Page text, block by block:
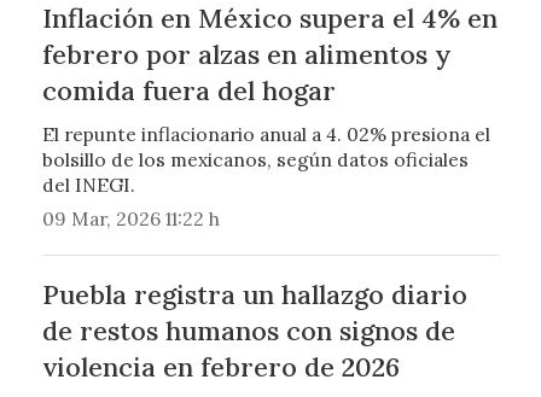
Inflación en México supera el 4% en
febrero por alzas en alimentos y
comida fuera del hogar
El repunte inflacionario anual a 4. 02% presiona el
bolsillo de los mexicanos, según datos oficiales
del INEGI.
09 Mar, 2026 11:22 h
Puebla registra un hallazgo diario
de restos humanos con signos de
violencia en febrero de 2026